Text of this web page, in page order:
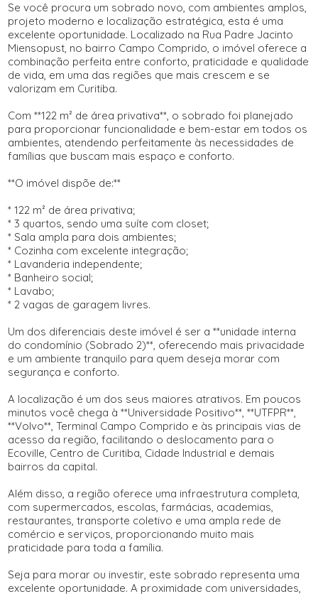
Se você procura um sobrado novo, com ambientes amplos,
projeto moderno e localização estratégica, esta é uma
excelente oportunidade. Localizado na Rua Padre Jacinto
Miensopust, no bairro Campo Comprido, o imóvel oferece a
combinação perfeita entre conforto, praticidade e qualidade
de vida, em uma das regiões que mais crescem e se
valorizam em Curitiba.
Com **122 m² de área privativa**, o sobrado foi planejado
para proporcionar funcionalidade e bem-estar em todos os
ambientes, atendendo perfeitamente às necessidades de
famílias que buscam mais espaço e conforto.
**O imóvel dispõe de:**
* 122 m² de área privativa;
* 3 quartos, sendo uma suíte com closet;
* Sala ampla para dois ambientes;
* Cozinha com excelente integração;
* Lavanderia independente;
* Banheiro social;
* Lavabo;
* 2 vagas de garagem livres.
Um dos diferenciais deste imóvel é ser a **unidade interna
do condomínio (Sobrado 2)**, oferecendo mais privacidade
e um ambiente tranquilo para quem deseja morar com
segurança e conforto.
A localização é um dos seus maiores atrativos. Em poucos
minutos você chega à **Universidade Positivo**, **UTFPR**,
**Volvo**, Terminal Campo Comprido e às principais vias de
acesso da região, facilitando o deslocamento para o
Ecoville, Centro de Curitiba, Cidade Industrial e demais
bairros da capital.
Além disso, a região oferece uma infraestrutura completa,
com supermercados, escolas, farmácias, academias,
restaurantes, transporte coletivo e uma ampla rede de
comércio e serviços, proporcionando muito mais
praticidade para toda a família.
Seja para morar ou investir, este sobrado representa uma
excelente oportunidade. A proximidade com universidades,